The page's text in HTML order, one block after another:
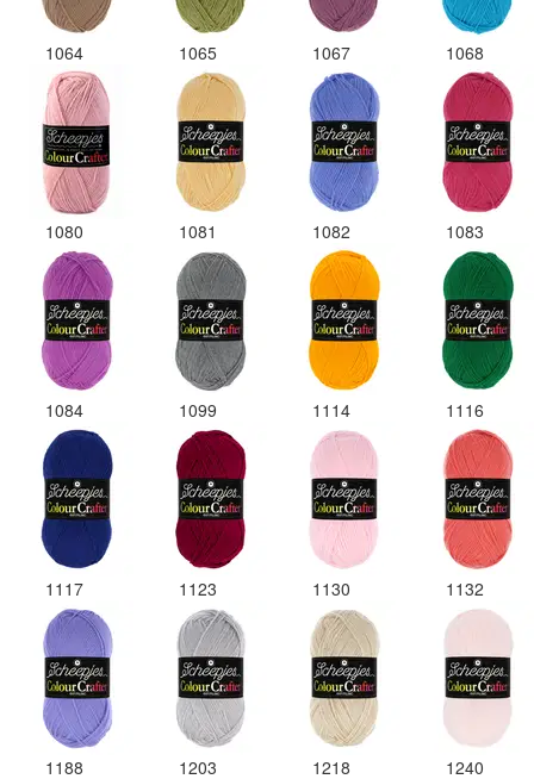
1064 1065 1067 1068
1080 1081 1082 1083
1084 1099 1114 1116
1117 1123 1130 1132
1188 1203 1218 1240